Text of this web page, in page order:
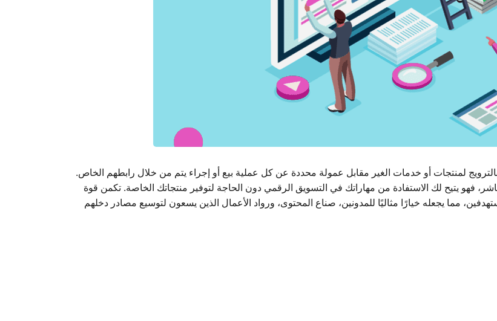
لمنتجات أو خدمات الغير مقابل عمولة محددة عن كل عملية بيع أو إجراء يتم من خلال رابطهم الخاص.
فهو يتيح لك الاستفادة من مهاراتك في التسويق الرقمي دون الحاجة لتوفير منتجاتك الخاصة. تكمن قوة
مما يجعله خيارًا مثاليًا للمدونين، صناع المحتوى، ورواد الأعمال الذين يسعون لتوسيع مصادر دخلهم